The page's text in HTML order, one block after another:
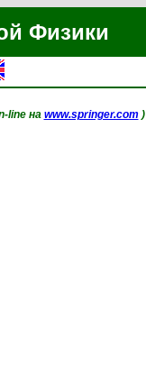
Физики
line на www.springer.com)